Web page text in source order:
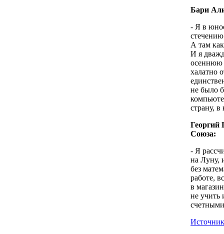
Бари
- Я в
А там
И я
осеннюю
халатно
не было
страну,
Георгий
Союза:
- Я
на Луну,
без
работе,
в
не учить